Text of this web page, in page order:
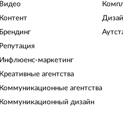
Видео
Контент
Брендинг
Репутация
Инфлюенс-маркетинг
Креативные агентства
Коммуникационные агентства
Коммуникационный дизайн